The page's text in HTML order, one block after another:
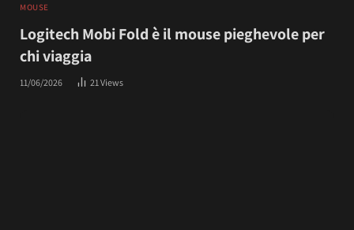
MOUSE
Logitech Mobi Fold è il mouse pieghevole per
chi viaggia
11/06/2026 21 Views